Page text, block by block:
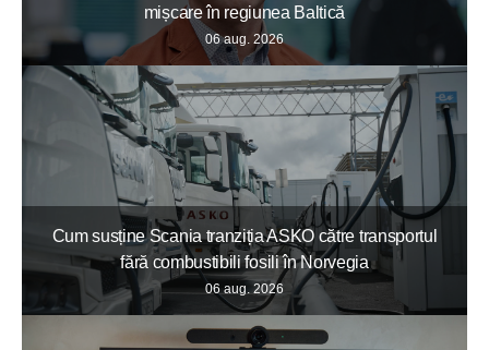
mișcare în regiunea Baltică
06 aug. 2026
Cum susține Scania tranziția ASKO către transportul
fără combustibili fosili în Norvegia
06 aug. 2026